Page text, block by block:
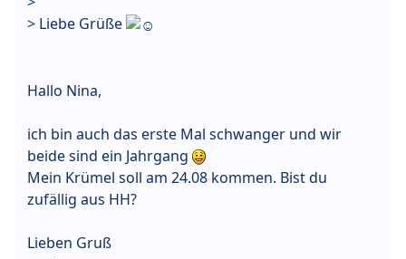
> Liebe Grüße
Hallo Nina,
ich bin auch das erste Mal schwanger und wir
beide sind ein Jahrgang
Mein Krümel soll am 24.08 kommen. Bist du
zufällig aus HH?
Lieben Gruß